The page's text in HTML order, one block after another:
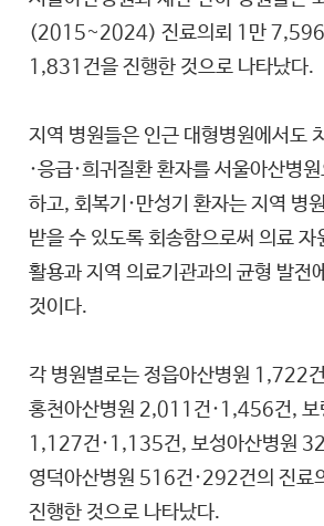
(2015~2024) 진료의뢰 1만 7,596
1,831건을 진행한 것으로 나타났다.
지역 병원들은 인근 대형병원에서도
·응급·희귀질환 환자를 서울아산병
하고, 회복기·만성기 환자는 지역 병
받을 수 있도록 회송함으로써 의료 자
활용과 지역 의료기관과의 균형 발전
것이다.
각 병원별로는 정읍아산병원 1,722
홍천아산병원 2,011건·1,456건, 보
1,127건·1,135건, 보성아산병원
영덕아산병원 516건·292건의 진료
진행한 것으로 나타났다.